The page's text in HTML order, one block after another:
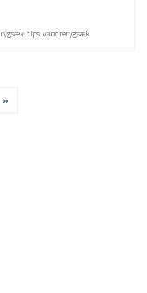
rygsæk,tips,vandrerygsæk
»